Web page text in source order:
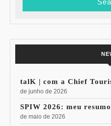
talK | com a Chief
de junho de 2026
SPIW 2026: meu
de maio de 2026